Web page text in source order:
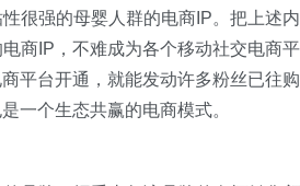
很强的母婴人群的电商IP。把上述内
商IP，不难成为各个移动社交电商平
平台开通，就能发动许多粉丝已往购
一个生态共赢的电商模式。